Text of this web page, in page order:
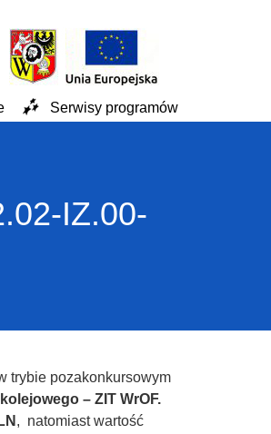
Serwisy programów
IZ.00-
trybie pozakonkursowym
– ZIT WrOF.
, natomiast wartość